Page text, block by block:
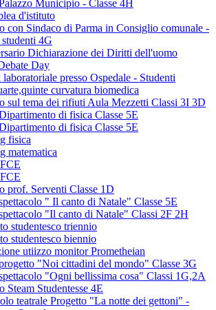
Municipio - Classe 4H
d'istituto
con Sindaco di Parma in Consiglio comunale -
4G
Dichiarazione dei Diritti dell'uomo
Day
presso Ospedale - Studenti
curvatura biomedica
sul tema dei rifiuti Aula Mezzetti Classi 3I 3D
di fisica Classe 5E
di fisica Classe 5E
fisica
matematica
prof. Serventi Classe 1D
" Il canto di Natale" Classe 5E
"Il canto di Natale" Classi 2F 2H
studentesco triennio
studentesco biennio
utiizzo monitor Prometheian
"Noi cittadini del mondo" Classe 3G
"Ogni bellissima cosa" Classi 1G,2A
Steam Studentesse 4E
teatrale Progetto "La notte dei gettoni" -